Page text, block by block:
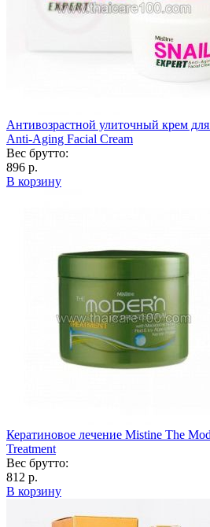
Антивозрастной улиточный крем
Anti-Aging Facial Cream
Вес брутто:
896 р.
В корзину
Кератиновое лечение Mistine The
Treatment
Вес брутто:
812 р.
В корзину